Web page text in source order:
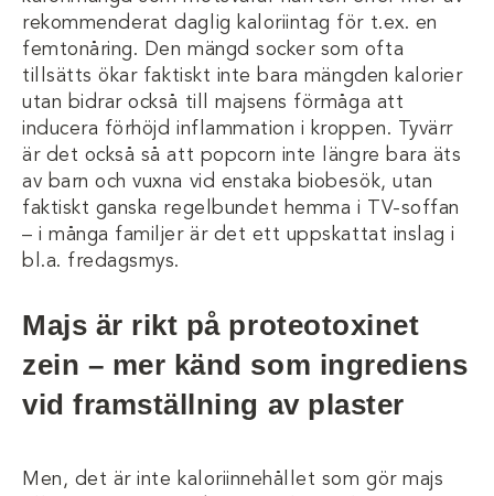
rekommenderat daglig kaloriintag för t.ex. en
femtonåring. Den mängd socker som ofta
tillsätts ökar faktiskt inte bara mängden kalorier
utan bidrar också till majsens förmåga att
inducera förhöjd inflammation i kroppen. Tyvärr
är det också så att popcorn inte längre bara äts
av barn och vuxna vid enstaka biobesök, utan
faktiskt ganska regelbundet hemma i TV-soffan
– i många familjer är det ett uppskattat inslag i
bl.a. fredagsmys.
Majs är rikt på proteotoxinet
zein – mer känd som ingrediens
vid framställning av plaster
Men, det är inte kaloriinnehållet som gör majs